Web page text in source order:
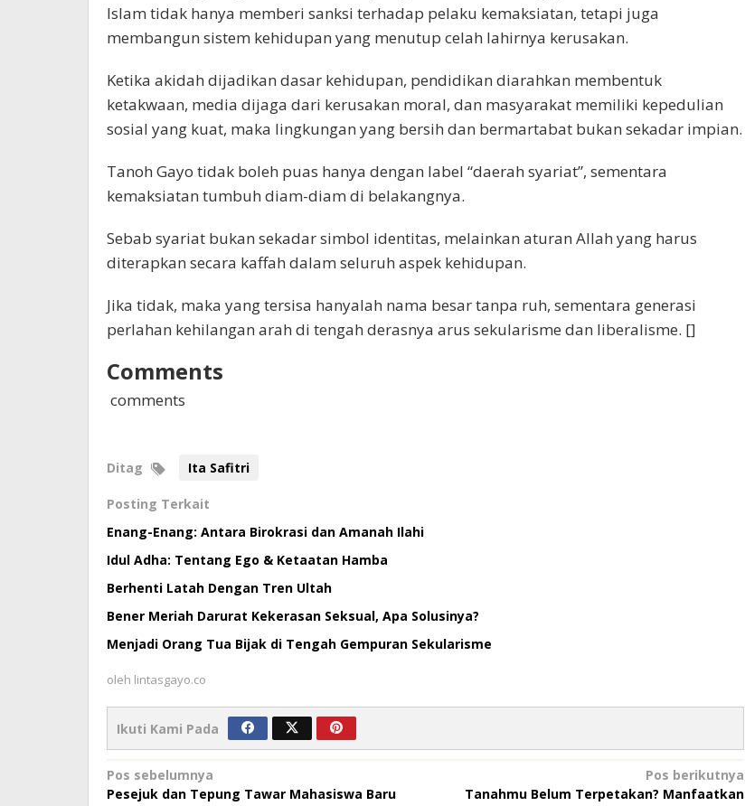
Islam tidak hanya memberi sanksi terhadap pelaku kemaksiatan, tetapi juga
membangun sistem kehidupan yang menutup celah lahirnya kerusakan.
Ketika akidah dijadikan dasar kehidupan, pendidikan diarahkan membentuk
ketakwaan, media dijaga dari kerusakan moral, dan masyarakat memiliki kepedulian
sosial yang kuat, maka lingkungan yang bersih dan bermartabat bukan sekadar impian.
Tanoh Gayo tidak boleh puas hanya dengan label “daerah syariat”, sementara
kemaksiatan tumbuh diam-diam di belakangnya.
Sebab syariat bukan sekadar simbol identitas, melainkan aturan Allah yang harus
diterapkan secara kaffah dalam seluruh aspek kehidupan.
Jika tidak, maka yang tersisa hanyalah nama besar tanpa ruh, sementara generasi
perlahan kehilangan arah di tengah derasnya arus sekularisme dan liberalisme. []
Comments
comments
Ditag Ita Safitri
Posting Terkait
Enang-Enang: Antara Birokrasi dan Amanah Ilahi
Idul Adha: Tentang Ego & Ketaatan Hamba
Berhenti Latah Dengan Tren Ultah
Bener Meriah Darurat Kekerasan Seksual, Apa Solusinya?
Menjadi Orang Tua Bijak di Tengah Gempuran Sekularisme
oleh lintasgayo.co
Ikuti Kami Pada
Navigasi
Pos sebelumnya
Pesejuk dan Tepung Tawar Mahasiswa Baru
Pos berikutnya
Tanahmu Belum Terpetakan? Manfaatkan